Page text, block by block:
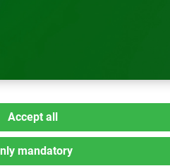
Accept all
mandatory